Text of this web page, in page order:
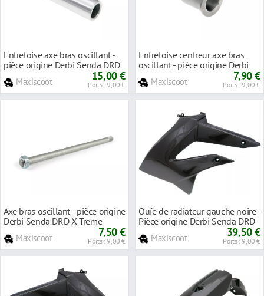
Entretoise axe bras oscillant -
pièce origine Derbi Senda DRD
Maxiscoot 15,00 €
Ports : 9,00 €
Entretoise centreur axe bras
oscillant - pièce origine Derbi
Senda DRD X-Treme ap'2010
Maxiscoot 7,90 €
Ports : 9,00 €
Axe bras oscillant - pièce origine
Derbi Senda DRD X-Treme
Maxiscoot 7,50 €
Ports : 9,00 €
Ouïe de radiateur gauche noire -
Pièce origine Derbi Senda DRD
Maxiscoot 39,50 €
Ports : 9,00 €